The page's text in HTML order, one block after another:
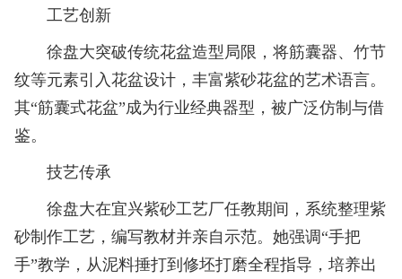
工艺创新
徐盘大突破传统花盆造型局限，将筋囊器、竹节
纹等元素引入花盆设计，丰富紫砂花盆的艺术语言。
其“筋囊式花盆”成为行业经典器型，被广泛仿制与借
鉴。
技艺传承
徐盘大在宜兴紫砂工艺厂任教期间，系统整理紫
砂制作工艺，编写教材并亲自示范。她强调“手把
手”教学，从泥料捶打到修坯打磨全程指导，培养出